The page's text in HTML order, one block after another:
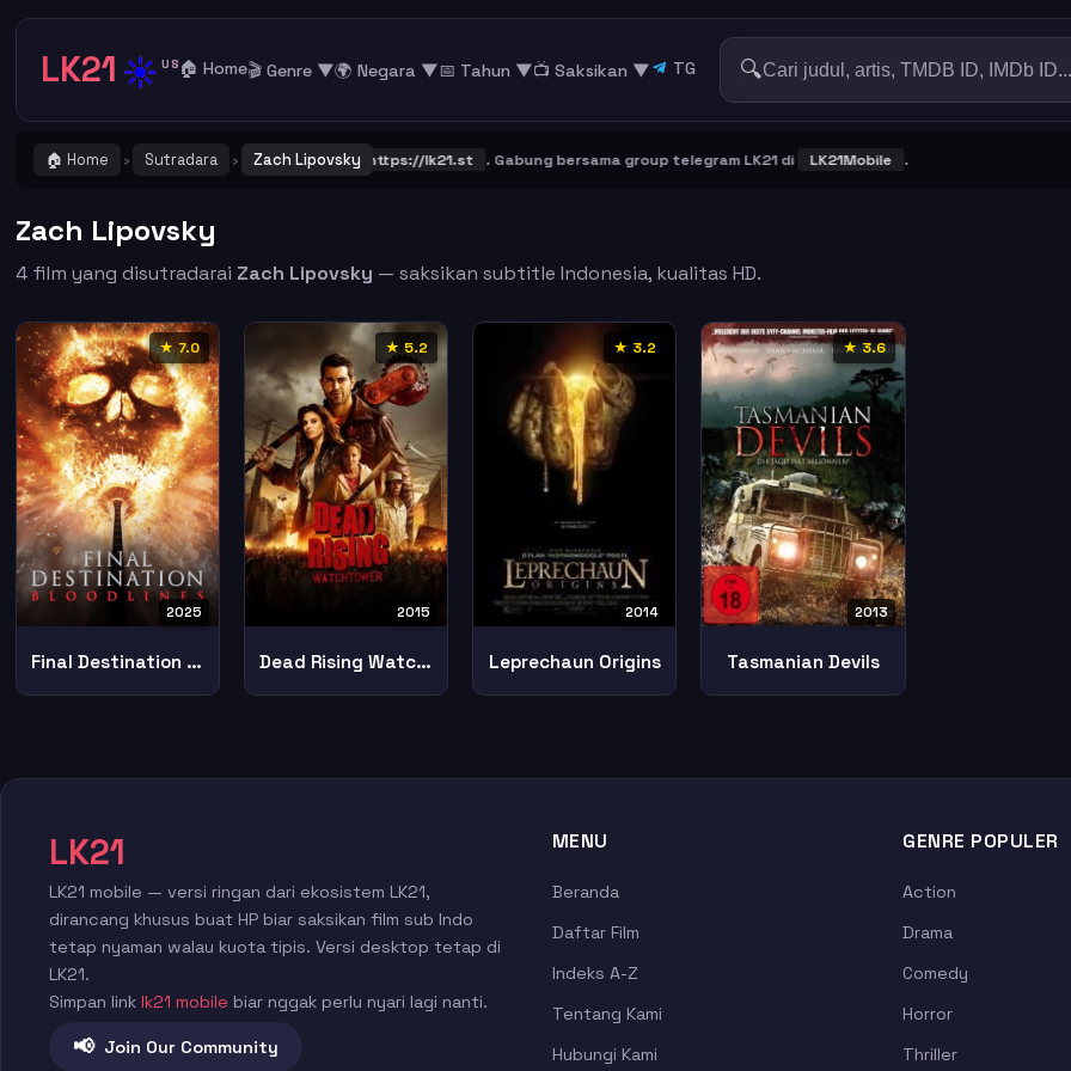
LK21 ☀️ US 🏠 Home🎬 Genre ▼🌍 Negara ▼📅 Tahun ▼📺 Saksikan ▼ TG 🔍
🏠 Home › Sutradara › Zach Lipovsky
! Catat dan Bookmark alamat URL LK21 https://lk21.st . Gabung bersama group telegram LK21 di LK21Mobile .
Zach Lipovsky
4 film yang disutradarai Zach Lipovsky — saksikan subtitle Indonesia, kualitas HD.
★ 7.0
2025
Final Destination Bloodlines
★ 5.2
2015
Dead Rising Watchtower
★ 3.2
2014
Leprechaun Origins
★ 3.6
2013
Tasmanian Devils
LK21
LK21 mobile — versi ringan dari ekosistem LK21,
dirancang khusus buat HP biar saksikan film sub Indo
tetap nyaman walau kuota tipis. Versi desktop tetap di
LK21.
Simpan link lk21 mobile biar nggak perlu nyari lagi nanti.
📢 Join Our Community
MENU
Beranda
Daftar Film
Indeks A-Z
Tentang Kami
Hubungi Kami
GENRE POPULER
Action
Drama
Comedy
Horror
Thriller